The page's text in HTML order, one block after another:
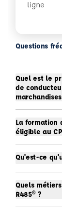
ligne
Questions
Quel est le
de
La formation
éligible au
Qu'est-ce
Quels
R485® ?